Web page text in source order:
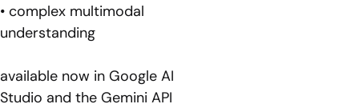
• complex multimodal
understanding
available now in Google AI
Studio and the Gemini API